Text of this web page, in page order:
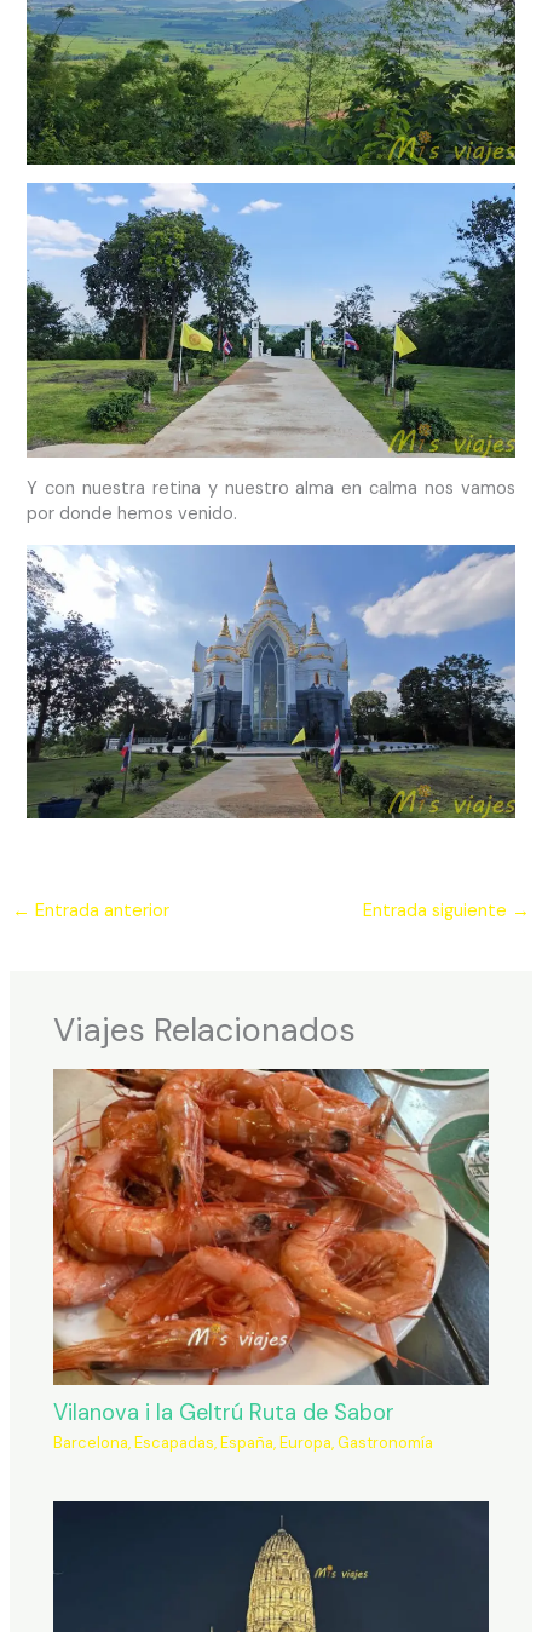
Y con nuestra retina y nuestro alma en calma nos vamos
por donde hemos venido.
← Entrada anterior Entrada siguiente →
Viajes Relacionados
Vilanova i la Geltrú Ruta de Sabor
Barcelona,Escapadas,España,Europa,Gastronomía